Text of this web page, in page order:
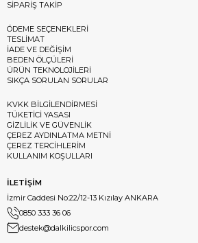
SİPARİŞ TAKİP
ÖDEME SEÇENEKLERİ
TESLİMAT
İADE VE DEĞİŞİM
BEDEN ÖLÇÜLERİ
ÜRÜN TEKNOLOJİLERİ
SIKÇA SORULAN SORULAR
KVKK BİLGİLENDİRMESİ
TÜKETİCİ YASASI
GİZLİLİK VE GÜVENLİK
ÇEREZ AYDINLATMA METNİ
ÇEREZ TERCİHLERİM
KULLANIM KOŞULLARI
İLETİŞİM
İzmir Caddesi No:22/12-13 Kızılay ANKARA
0850 333 36 06
destek@dalkilicspor.com